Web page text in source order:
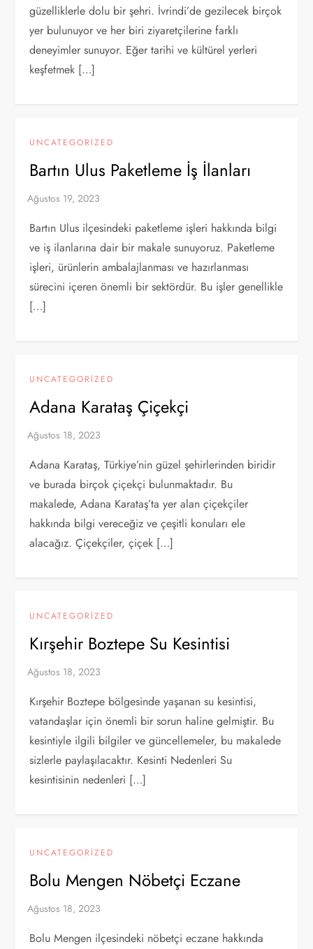
güzelliklerle dolu bir şehri. İvrindi’de gezilecek birçok
yer bulunuyor ve her biri ziyaretçilerine farklı
deneyimler sunuyor. Eğer tarihi ve kültürel yerleri
keşfetmek […]
UNCATEGORIZED
Bartın Ulus Paketleme İş İlanları
Bartın Ulus ilçesindeki paketleme işleri hakkında bilgi
ve iş ilanlarına dair bir makale sunuyoruz. Paketleme
işleri, ürünlerin ambalajlanması ve hazırlanması
sürecini içeren önemli bir sektördür. Bu işler genellikle
[…]
UNCATEGORIZED
Adana Karataş Çiçekçi
Adana Karataş, Türkiye’nin güzel şehirlerinden biridir
ve burada birçok çiçekçi bulunmaktadır. Bu
makalede, Adana Karataş’ta yer alan çiçekçiler
hakkında bilgi vereceğiz ve çeşitli konuları ele
alacağız. Çiçekçiler, çiçek […]
UNCATEGORIZED
Kırşehir Boztepe Su Kesintisi
Kırşehir Boztepe bölgesinde yaşanan su kesintisi,
vatandaşlar için önemli bir sorun haline gelmiştir. Bu
kesintiyle ilgili bilgiler ve güncellemeler, bu makalede
sizlerle paylaşılacaktır. Kesinti Nedenleri Su
kesintisinin nedenleri […]
UNCATEGORIZED
Bolu Mengen Nöbetçi Eczane
Bolu Mengen ilçesindeki nöbetçi eczane hakkında